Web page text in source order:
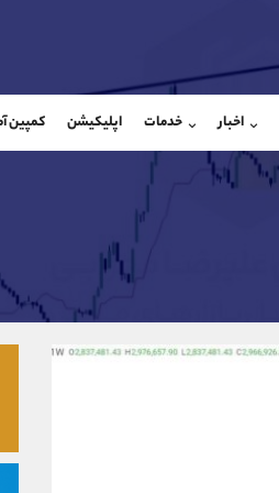
اخبار خدمات اپلیکیشن کمپین
واتساپ